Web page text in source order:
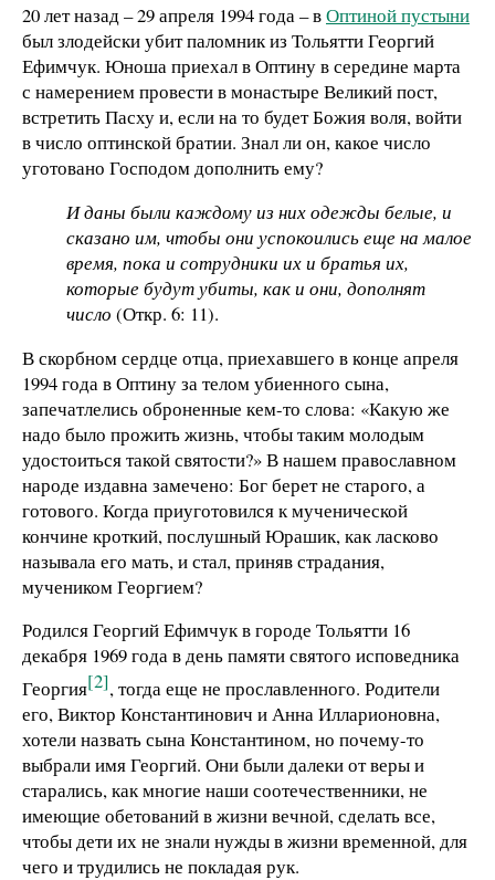
20 лет назад – 29 апреля 1994 года – вОптиной пустыни
был злодейски убит паломник из Тольятти Георгий
Ефимчук. Юноша приехал в Оптину в середине марта
с намерением провести в монастыре Великий пост,
встретить Пасху и, если на то будет Божия воля, войти
в число оптинской братии. Знал ли он, какое число
уготовано Господом дополнить ему?
И даны были каждому из них одежды белые, и
сказано им, чтобы они успокоились еще на малое
время, пока и сотрудники их и братья их,
которые будут убиты, как и они, дополнят
число (Откр. 6: 11).
В скорбном сердце отца, приехавшего в конце апреля
1994 года в Оптину за телом убиенного сына,
запечатлелись оброненные кем-то слова: «Какую же
надо было прожить жизнь, чтобы таким молодым
удостоиться такой святости?» В нашем православном
народе издавна замечено: Бог берет не старого, а
готового. Когда приуготовился к мученической
кончине кроткий, послушный Юрашик, как ласково
называла его мать, и стал, приняв страдания,
мучеником Георгием?
Родился Георгий Ефимчук в городе Тольятти 16
декабря 1969 года в день памяти святого исповедника
Георгия[2], тогда еще не прославленного. Родители
его, Виктор Константинович и Анна Илларионовна,
хотели назвать сына Константином, но почему-то
выбрали имя Георгий. Они были далеки от веры и
старались, как многие наши соотечественники, не
имеющие обетований в жизни вечной, сделать все,
чтобы дети их не знали нужды в жизни временной, для
чего и трудились не покладая рук.